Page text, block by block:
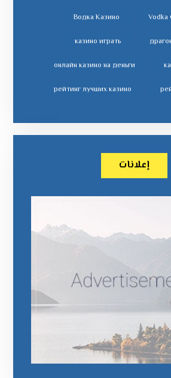
Vodka
Водка Казино
казино играть
онлайн казино на деньги
рейтинг лучших казино
إعلانات